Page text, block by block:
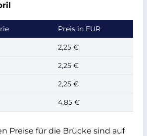
Preis in EUR
2,25 €
2,25 €
2,25 €
4,85 €
Preise für die Brücke sind auf